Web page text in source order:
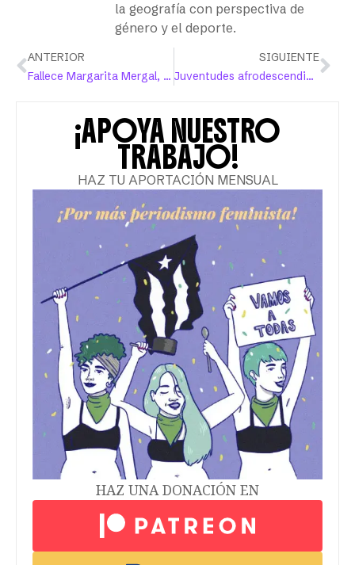
la geografía con perspectiva de
género y el deporte.
ANTERIOR
Fallece Margarita Mergal, voz clave del feminismo puertorriqueño
SIGUIENTE
Juventudes afrodescendientes hablan sobre el impacto del racismo en su bienestar
¡APOYA NUESTRO
TRABAJO!
HAZ TU APORTACIÓN MENSUAL
HAZ UNA DONACIÓN EN